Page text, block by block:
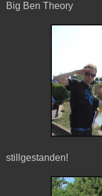
Big Ben Theory
stillgestanden!